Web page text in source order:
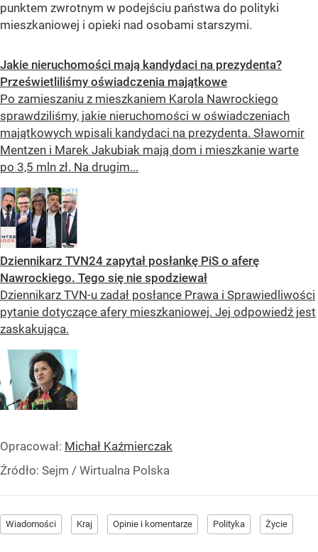
punktem zwrotnym w podejściu państwa do polityki
mieszkaniowej i opieki nad osobami starszymi.
Jakie nieruchomości mają kandydaci na prezydenta?
Prześwietliliśmy oświadczenia majątkowe
Po zamieszaniu z mieszkaniem Karola Nawrockiego
sprawdziliśmy, jakie nieruchomości w oświadczeniach
majątkowych wpisali kandydaci na prezydenta. Sławomir
Mentzen i Marek Jakubiak mają dom i mieszkanie warte
po 3,5 mln zł. Na drugim...
Dziennikarz TVN24 zapytał posłankę PiS o aferę
Nawrockiego. Tego się nie spodziewał
Dziennikarz TVN-u zadał posłance Prawa i Sprawiedliwości
pytanie dotyczące afery mieszkaniowej. Jej odpowiedź jest
zaskakująca.
Opracował: Michał Kaźmierczak
Źródło: Sejm / Wirtualna Polska
Wiadomości Kraj Opinie i komentarze Polityka Życie